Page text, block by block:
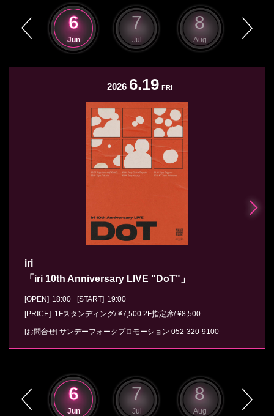
6
Jun
7
Jul
8
Aug
2026 6.19 FRI
iri
「iri 10th Anniversary LIVE "DoT"」
[OPEN] 18:00 [START] 19:00
[PRICE] 1Fスタンディング/ ¥7,500 2F指定席/ ¥8,500
[お問合せ] サンデーフォークプロモーション 052-320-9100
6
Jun
7
Jul
8
Aug